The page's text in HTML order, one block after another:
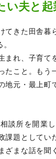
い夫と
てきた田舎暮
まれ、子育て
たこと。もう
地元・最上町
談所を開業
課題としてい
ざまな話を聞